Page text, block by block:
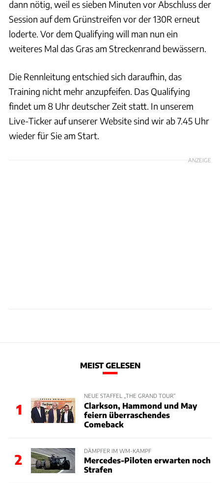
dann nötig, weil es sieben Minuten vor Abschluss der
Session auf dem Grünstreifen vor der 130R erneut
loderte. Vor dem Qualifying will man nun ein
weiteres Mal das Gras am Streckenrand bewässern.
Die Rennleitung entschied sich daraufhin, das
Training nicht mehr anzupfeifen. Das Qualifying
findet um 8 Uhr deutscher Zeit statt. In unserem
Live-Ticker auf unserer Website sind wir ab 7.45 Uhr
wieder für Sie am Start.
ANZEIGE
MEIST GELESEN
1
NEUE STAFFEL „THE GRAND TOUR“
Clarkson, Hammond und May
feiern überraschendes
Comeback
2
DÄMPFER IM WM-KAMPF
Mercedes-Piloten erwarten noch
Strafen